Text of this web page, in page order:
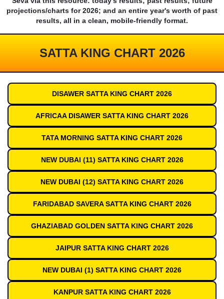
projections/charts for 2026; and an entire year's worth of past
results, all in a clean, mobile-friendly format.
SATTA KING CHART 2026
DISAWER SATTA KING CHART 2026
AFRICAA DISAWER SATTA KING CHART 2026
TATA MORNING SATTA KING CHART 2026
NEW DUBAI (11) SATTA KING CHART 2026
NEW DUBAI (12) SATTA KING CHART 2026
FARIDABAD SAVERA SATTA KING CHART 2026
GHAZIABAD GOLDEN SATTA KING CHART 2026
JAIPUR SATTA KING CHART 2026
NEW DUBAI (1) SATTA KING CHART 2026
KANPUR SATTA KING CHART 2026